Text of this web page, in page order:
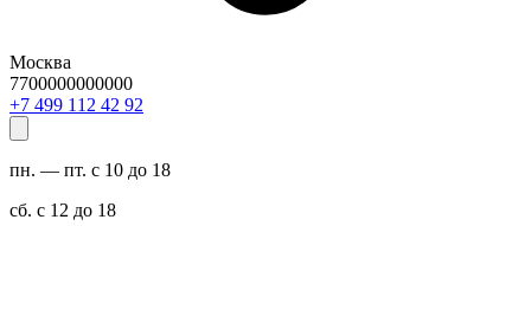
Москва
7700000000000
29 24 211 994 7+
пн. — пт. с 10 до 18
сб. с 12 до 18